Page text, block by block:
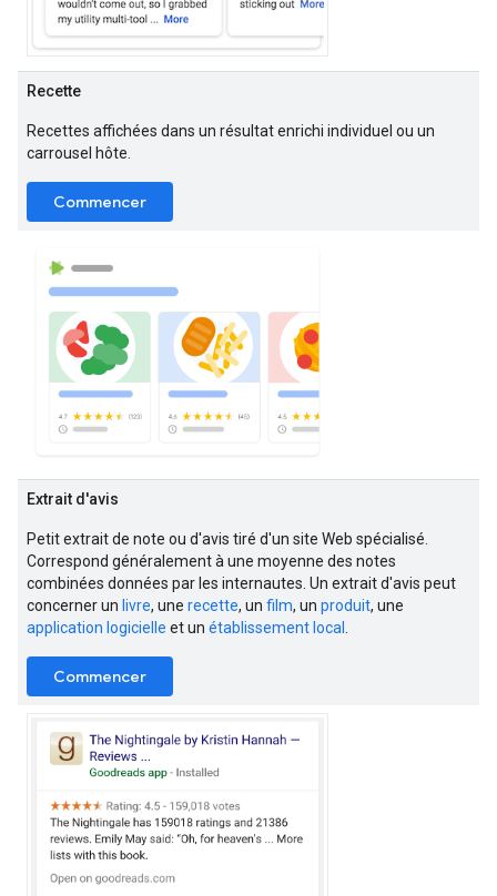
Recette
Recettes affichées dans un résultat enrichi individuel ou un
carrousel hôte.
Commencer
Extrait d'avis
Petit extrait de note ou d'avis tiré d'un site Web spécialisé.
Correspond généralement à une moyenne des notes
combinées données par les internautes. Un extrait d'avis peut
concerner un livre, une recette, un film, un produit, une
application logicielle et un établissement local
Commencer